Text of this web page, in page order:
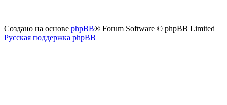
Создано на основе phpBB® Forum Software © phpBB Limited
Русская поддержка phpBB